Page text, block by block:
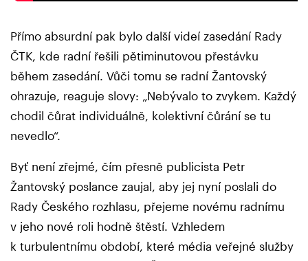
Přímo absurdní pak bylo další videí zasedání Rady
ČTK, kde radní řešili pětiminutovou přestávku
během zasedání. Vůči tomu se radní Žantovský
ohrazuje, reaguje slovy: „Nebývalo to zvykem. Každý
chodil čůrat individuálně, kolektivní čůrání se tu
nevedlo“.
Byť není zřejmé, čím přesně publicista Petr
Žantovský poslance zaujal, aby jej nyní poslali do
Rady Českého rozhlasu, přejeme novému radnímu
v jeho nové roli hodně štěstí. Vzhledem
k turbulentnímu období, které média veřejné služby